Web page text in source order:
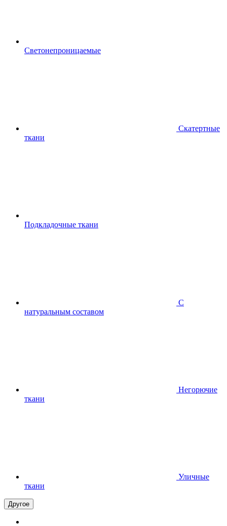
Светонепроницаемые
Скатертные
ткани
Подкладочные ткани
С
натуральным составом
Негорючие
ткани
Уличные
ткани
Другое